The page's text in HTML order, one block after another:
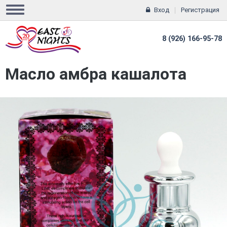
Вход Регистрация
8 (926) 166-95-78
Масло амбра кашалота